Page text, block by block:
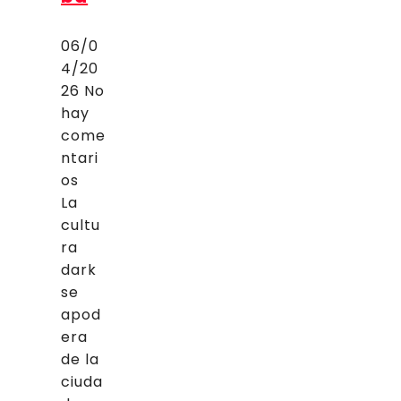
06/0
4/20
26 No
hay
come
ntari
os
La
cultu
ra
dark
se
apod
era
de la
ciuda